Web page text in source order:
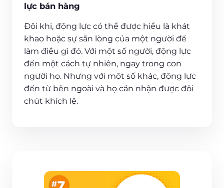
lực bán hàng
Đôi khi, động lực có thể được hiểu là khát
khao hoặc sự sẵn lòng của một người để
làm điều gì đó. Với một số người, động lực
đến một cách tự nhiên, ngay trong con
người họ. Nhưng với một số khác, động lực
đến từ bên ngoài và họ cần nhận được đôi
chút khích lệ.